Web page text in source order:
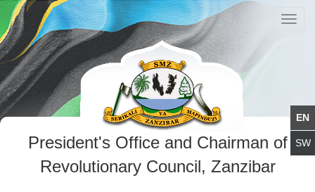
President's Office and Chairman of
Revolutionary Council, Zanzibar